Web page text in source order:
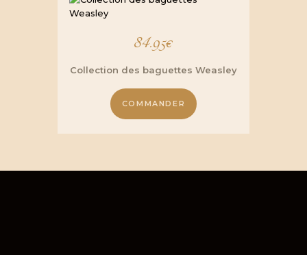
84.95€
Collection des baguettes Weasley
COMMANDER